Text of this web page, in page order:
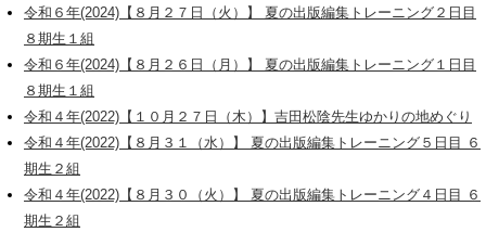
令和６年(2024)【８月２７日（火）】 夏の出版編集トレーニング２日目
８期生１組
令和６年(2024)【８月２６日（月）】 夏の出版編集トレーニング１日目
８期生１組
令和４年(2022)【１０月２７日（木）】吉田松陰先生ゆかりの地めぐり
令和４年(2022)【８月３１（水）】 夏の出版編集トレーニング５日目 ６
期生２組
令和４年(2022)【８月３０（火）】 夏の出版編集トレーニング４日目 ６
期生２組